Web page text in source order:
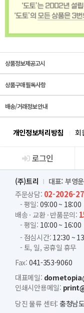
상품정보제공고시
상품구매 필독사항
배송/거래정보 안내
개인정보처리방침 회
로그인
(주)트리
대표: 부영운
주문상담: 02-2026-
- 평일: 09:00 ~ 18:00
배송 · 교환 · 반품문의:
- 평일: 10:00 ~ 16:00
- 점심시간: 12:30 ~
- 토, 일, 공휴일 휴무
Fax: 041-353-9060
대표메일:
인쇄시안용메일:
당진 물류 센터: 충청남